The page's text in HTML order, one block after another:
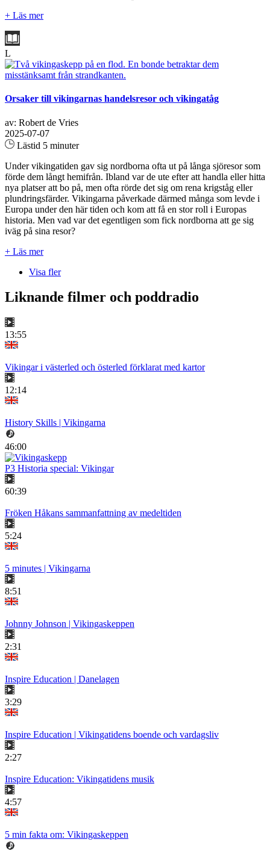
+ Läs mer
L
Orsaker till vikingarnas handelsresor och vikingatåg
av: Robert de Vries
2025-07-07
Lästid 5 minuter
Under vikingatiden gav sig nordborna ofta ut på långa sjöresor som
förde dem långt hemifrån. Ibland var de ute efter att handla eller hitta
nya platser att bo på, men ofta rörde det sig om rena krigståg eller
plundringsfärder. Vikingarna påverkade därmed många som levde i
Europa under den här tiden och kom att få en stor roll i Europas
historia. Men vad var det egentligen som fick nordborna att ge sig
iväg på sina resor?
+ Läs mer
Visa fler
Liknande filmer och poddradio
13:55
Vikingar i västerled och österled förklarat med kartor
12:14
History Skills | Vikingarna
46:00
P3 Historia special: Vikingar
60:39
Fröken Håkans sammanfattning av medeltiden
5:24
5 minutes | Vikingarna
8:51
Johnny Johnson | Vikingaskeppen
2:31
Inspire Education | Danelagen
3:29
Inspire Education | Vikingatidens boende och vardagsliv
2:27
Inspire Education: Vikingatidens musik
4:57
5 min fakta om: Vikingaskeppen